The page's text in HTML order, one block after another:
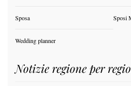
Sposa Sposi
Wedding planner
Notizie regione per